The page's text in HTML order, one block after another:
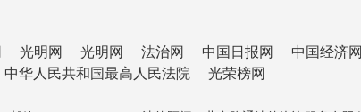
光明网 光明网 法治网 中国日报网
中国经济网
中华人民共和国最高人民法院 光荣榜网